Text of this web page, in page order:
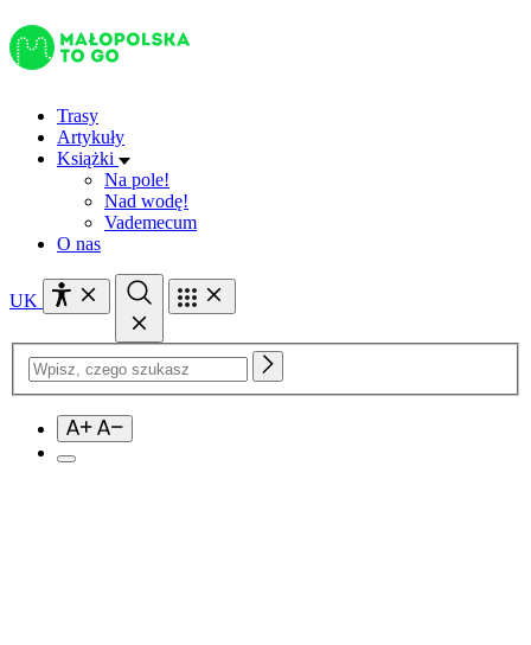
Przejdź
do
treści
Trasy
Artykuły
Książki
Na pole!
Nad wodę!
Vademecum
O nas
UK
Szukaj: